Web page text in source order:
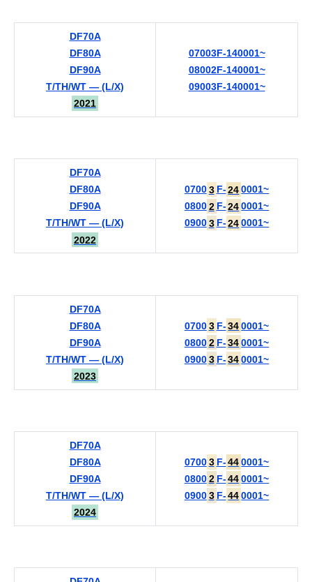
DF70A
DF80A
DF90A
T/TH/WT — (L/X)
2021
07003F-140001~
08002F-140001~
09003F-140001~
DF70A
DF80A
DF90A
T/TH/WT — (L/X)
2022
0700 3 F-24 0001~
0800 2 F-24 0001~
0900 3 F-24 0001~
DF70A
DF80A
DF90A
T/TH/WT — (L/X)
2023
0700 3 F-34 0001~
0800 2 F-34 0001~
0900 3 F-34 0001~
DF70A
DF80A
DF90A
T/TH/WT — (L/X)
2024
0700 3 F-44 0001~
0800 2 F-44 0001~
0900 3 F-44 0001~